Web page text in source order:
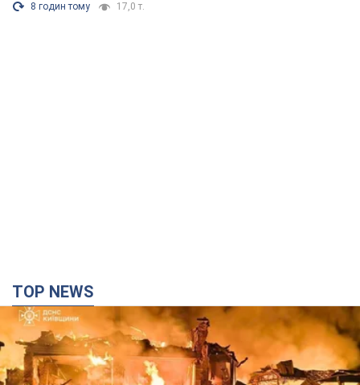
8 годин тому 17,0 т.
TOP NEWS